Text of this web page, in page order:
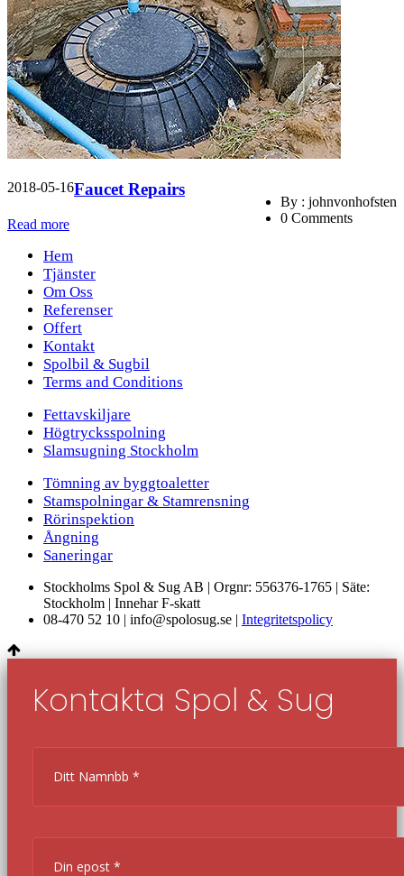
2018-05-16
By : johnvonhofsten
0 Comments
Faucet Repairs
Read more
Hem
Tjänster
Om Oss
Referenser
Offert
Kontakt
Spolbil & Sugbil
Terms and Conditions
Fettavskiljare
Högtrycksspolning
Slamsugning Stockholm
Tömning av byggtoaletter
Stamspolningar & Stamrensning
Rörinspektion
Ångning
Saneringar
Stockholms Spol & Sug AB | Orgnr: 556376-1765 | Säte:
Stockholm | Innehar F-skatt
08-470 52 10 | info@spolosug.se | Integritetspolicy
Kontakta Spol & Sug